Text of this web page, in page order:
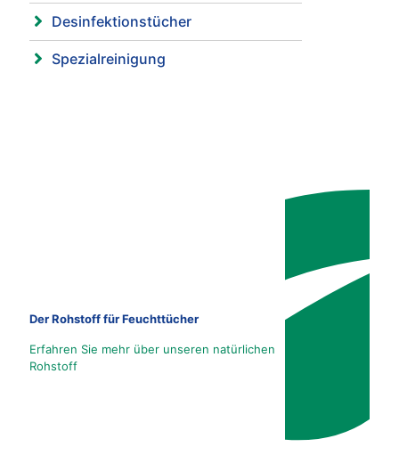
Desinfektionstücher
Spezialreinigung
Der Rohstoff für Feuchttücher
Erfahren Sie mehr über unseren natürlichen
Rohstoff